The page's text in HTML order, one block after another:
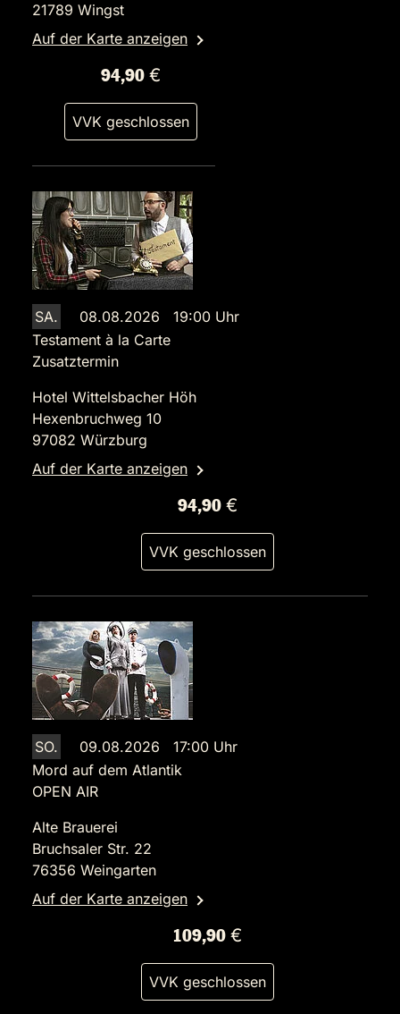
21789 Wingst
Auf der Karte anzeigen
94,90 €
VVK geschlossen
SA.
08.08.2026 19:00 Uhr
Testament à la Carte
Zusatztermin
Hotel Wittelsbacher Höh
Hexenbruchweg 10
97082 Würzburg
Auf der Karte anzeigen
94,90 €
VVK geschlossen
SO.
09.08.2026 17:00 Uhr
Mord auf dem Atlantik
OPEN AIR
Alte Brauerei
Bruchsaler Str. 22
76356 Weingarten
Auf der Karte anzeigen
109,90 €
VVK geschlossen